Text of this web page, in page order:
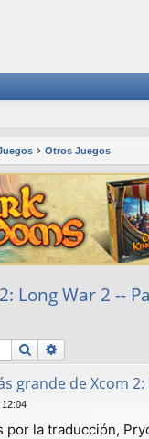
Otros Juegos
Long War 2 --
Buscar
grande de Xcom
por la traducción,